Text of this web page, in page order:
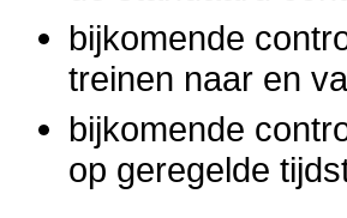
bijkomende
treinen naar en
bijkomende
op geregelde